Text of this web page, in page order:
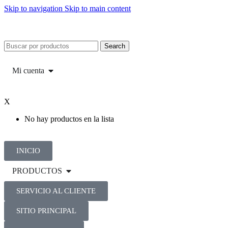
Skip to navigation Skip to main content
Search
Mi cuenta
X
No hay productos en la lista
INICIO
PRODUCTOS
SERVICIO AL CLIENTE
SITIO PRINCIPAL